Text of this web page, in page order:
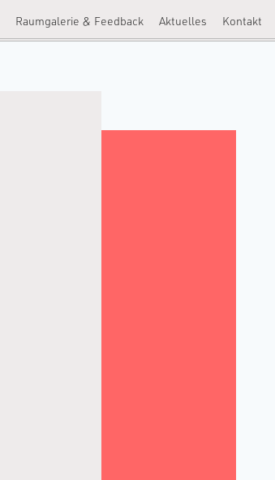
Raumgalerie & Feedback Aktuelles Kontakt